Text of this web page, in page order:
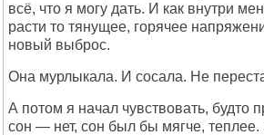
всё, что я могу дать. И как внутри
расти то тянущее, горячее
новый выброс.
Она мурлыкала. И сосала. Не
А потом я начал чувствовать, будто
сон — нет, сон был бы мягче, теплее.